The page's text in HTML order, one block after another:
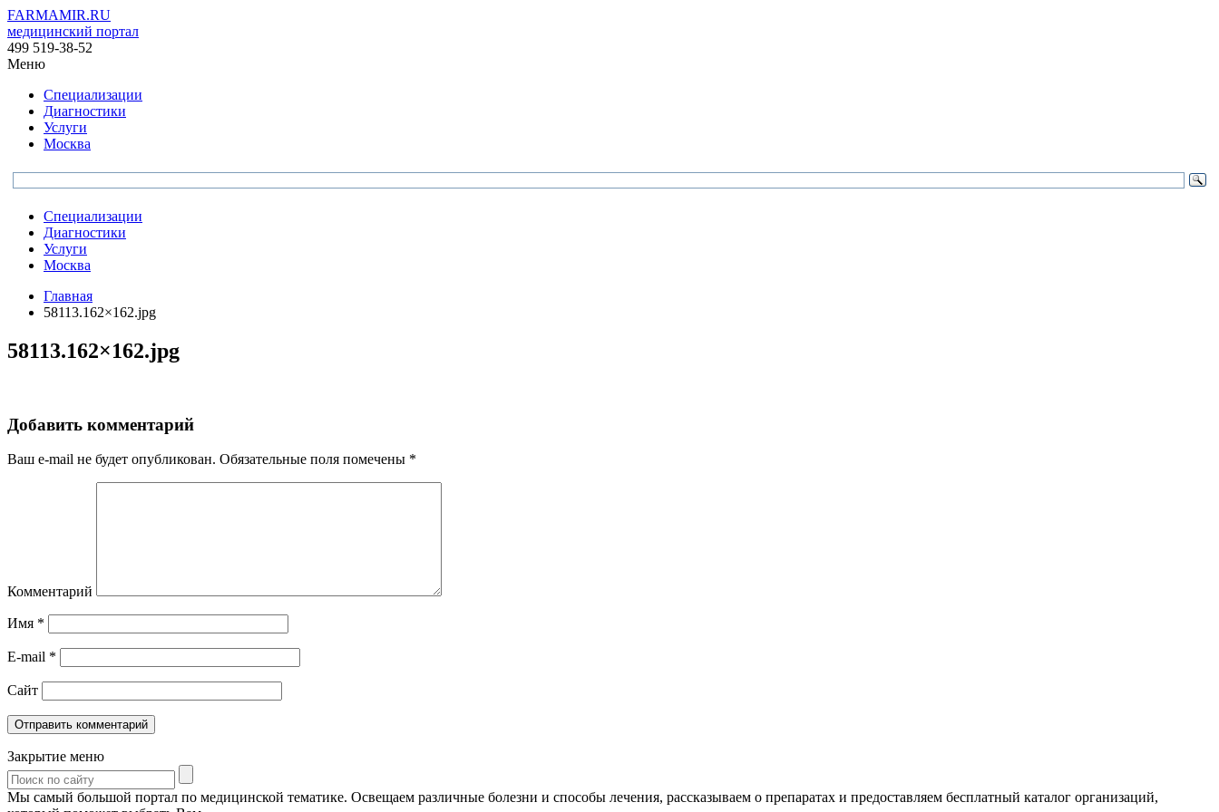
FARMAMIR.RU
медицинский портал
499 519-38-52
Меню
Специализации
Диагностики
Услуги
Москва
Специализации
Диагностики
Услуги
Москва
Главная
58113.162×162.jpg
58113.162×162.jpg
Добавить комментарий
Ваш e-mail не будет опубликован. Обязательные поля помечены *
Комментарий
Имя *
E-mail *
Сайт
Закрытие меню
Мы самый большой портал по медицинской тематике. Освещаем различные болезни и способы лечения, рассказываем о препаратах и предоставляем бесплатный каталог организаций,